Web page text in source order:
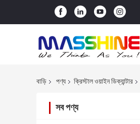
বাড়ি পণ্য ক্রিস্টাল ওয়াইন ডিক্যান্টার
সব পণ্য